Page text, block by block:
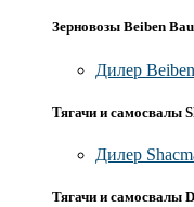
Зерновозы Beiben
Дилер
Тягачи и самосвалы
Дилер
Тягачи и самосвалы